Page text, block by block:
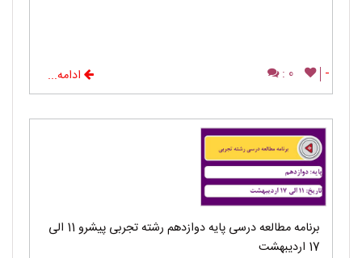
-
0 : ادامه...
برنامه مطالعه درسی پایه دوازدهم رشته تجربی پیشرو 11 الی
17 اردیبهشت